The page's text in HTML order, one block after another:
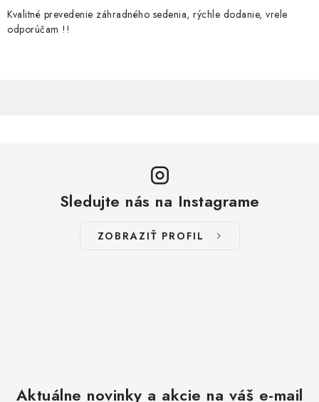
Kvalitné prevedenie záhradného sedenia, rýchle dodanie, vrele
odporúčam !!
Sledujte nás na Instagrame
ZOBRAZIŤ PROFIL
Aktuálne novinky a akcie na váš e-mail